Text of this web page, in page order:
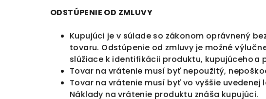
ODSTÚPENIE OD ZMLUVY
Kupujúci je v súlade so zákonom oprávnený
tovaru. Odstúpenie od zmluvy je možné
slúžiace k identifikácii produktu, kupujúceho a
Tovar na vrátenie musí byť nepoužitý,
Tovar na vrátenie musí byť vo vyššie
Náklady na vrátenie produktu znáša kupujúci.